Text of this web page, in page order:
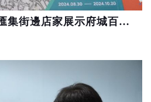
台南工藝街頭開展 匯集街邊店家展示府城百年日常手路